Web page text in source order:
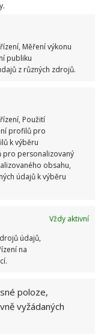
Měření výkonu
publiku
z různých zdrojů.
Použití
profilů pro
k výběru
pro personalizovaný
obsahu,
údajů k výběru
Vždy aktivní
údajů,
na
poloze,
vyžádaných
druhů
Této
vysoké
aje pokryta
bude na našem
listy dostatečně
izolaci
horka.